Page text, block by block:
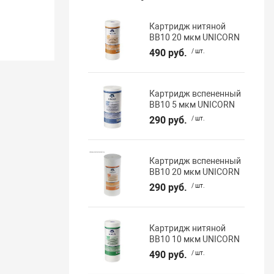
Картридж нитяной
BB10 20 мкм UNICORN
490 руб. / шт.
Картридж вспененный
BB10 5 мкм UNICORN
290 руб. / шт.
Картридж вспененный
BB10 20 мкм UNICORN
290 руб. / шт.
Картридж нитяной
BB10 10 мкм UNICORN
490 руб. / шт.